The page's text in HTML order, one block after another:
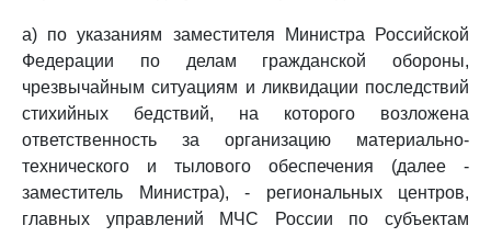
а) по указаниям заместителя Министра Российской
Федерации по делам гражданской обороны,
чрезвычайным ситуациям и ликвидации последствий
стихийных бедствий, на которого возложена
ответственность за организацию материально-
технического и тылового обеспечения (далее -
заместитель Министра), - региональных центров,
главных управлений МЧС России по субъектам